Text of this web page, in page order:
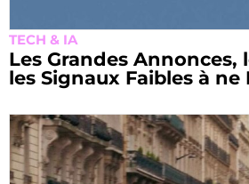
TECH & IA
Les Grandes Annonces,
les Signaux Faibles à ne